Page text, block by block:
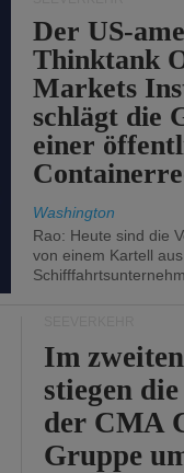
Der US-
Thinktank
Markets
schlägt die
einer
Washington
Rao: Heute sind die
von einem Kartell
Im
stiegen
der CMA
Gruppe